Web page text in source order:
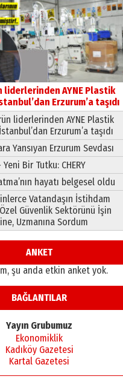
Kenan GÜLERCİ
Murat Şahsuvaroğlu ERKON’da
çıtayı yukarı taşırken,
yönetimdekiler aşağı
çekmemeli!
2026 SalıOrhan BOZKURT
Bir fotoğraf, bir şehir, bir
gazeteci… Dizginler kimin
elinde?
31 Mart 2026 Salı
A. Berhan Yılmaz
BİR BÖLÜM DEĞİL, BİR ÖMÜR
SEÇİYORSUNUZ… “NEDEN
ATATÜRK ÜNİVERSİTESİ?”
28 Temmuz 2026 Salı
Ahmet Gökhan YAZICI
Ahmed Yesevi’den bir
Alperen… ”Reisimiz” idi…
Hakka yürüdü.!
26 Mart 2026 Perşembe
Ardında bıraktığı hatıralarıyla
13 Mayıs 2026 Çarşamba
Esat BİNDESEN
Başkan Sekmen’den Erzurum’a
bir vizyon proje daha!
02 Ağustos 2026 Pazar
liderlerinden AYNE Plastik
Erzurum’a taşıdı
liderlerinden AYNE Plastik
Erzurum’a taşıdı
Yansıyan Erzurum Sevdası
Bir Tutku: CHERY
hayatı belgesel oldu
Vatandaşın İstihdam
Güvenlik Sektörünü İşin
Uzmanına Sordum
ANKET
şu anda etkin anket yok.
BAĞLANTILAR
Yayın Grubumuz
Ekonomiklik
Kadıköy Gazetesi
Kartal Gazetesi